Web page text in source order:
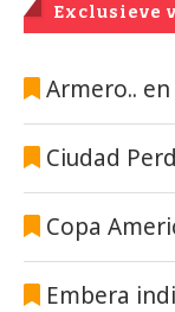
Exclusieve
Armero..
Ciudad
Copa
Embera